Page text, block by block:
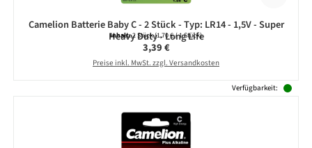
Camelion Batterie Baby C - 2 Stück - Typ: LR14 - 1,5V - Super
Heavy Duty - Long Life
Inhalt:2 Stück(1,70 € / 1 Stück)
Regulärer Preis:
3,39 €
Preise inkl. MwSt. zzgl. Versandkosten
Verfügbarkeit: